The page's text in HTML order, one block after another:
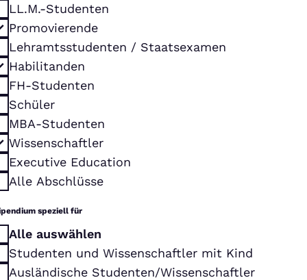
LL.M.-Studenten
Promovierende
Lehramtsstudenten / Staatsexamen
Habilitanden
FH-Studenten
Schüler
MBA-Studenten
Wissenschaftler
Executive Education
Alle Abschlüsse
speziell für
Alle auswählen
Studenten und Wissenschaftler mit Kind
Ausländische Studenten/Wissenschaftler